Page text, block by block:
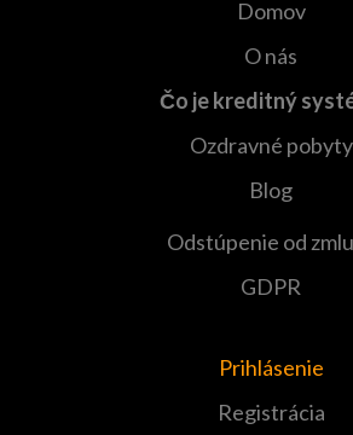
Domov
O nás
Čo je kreditný
Ozdravné pobyty
Blog
Odstúpenie od
GDPR
Prihlásenie
Registrácia